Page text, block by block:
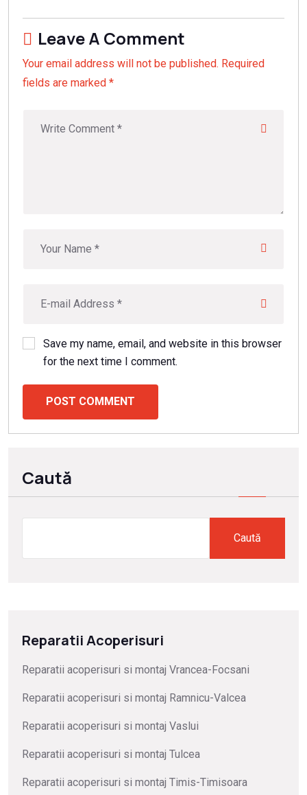
Leave A Comment
Your email address will not be published. Required
fields are marked *
Save my name, email, and website in this browser
for the next time I comment.
POST COMMENT
Caută
Caută
Reparatii Acoperisuri
Reparatii acoperisuri si montaj Vrancea-Focsani
Reparatii acoperisuri si montaj Ramnicu-Valcea
Reparatii acoperisuri si montaj Vaslui
Reparatii acoperisuri si montaj Tulcea
Reparatii acoperisuri si montaj Timis-Timisoara